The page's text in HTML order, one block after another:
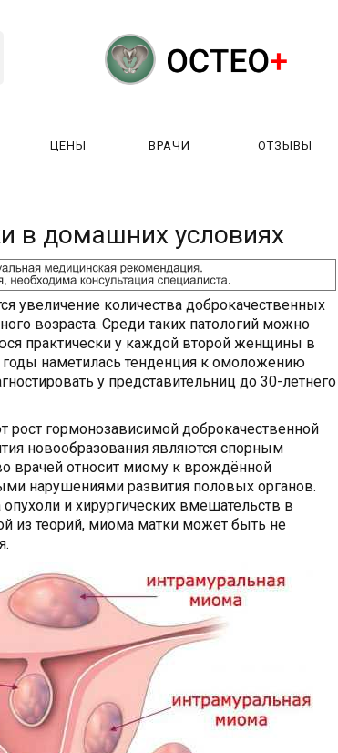
ЦЕНЫ ВРАЧИ ОТЗЫВЫ
в домашних условиях
увеличение количества доброкачественных
возраста. Среди таких патологий можно
практически у каждой второй женщины в
годы наметилась тенденция к омоложению
у представительниц до 30-летнего
гормонозависимой доброкачественной
новообразования являются спорным
врачей относит миому к врождённой
нарушениями развития половых органов.
и хирургических вмешательств в
из теорий, миома матки может быть не